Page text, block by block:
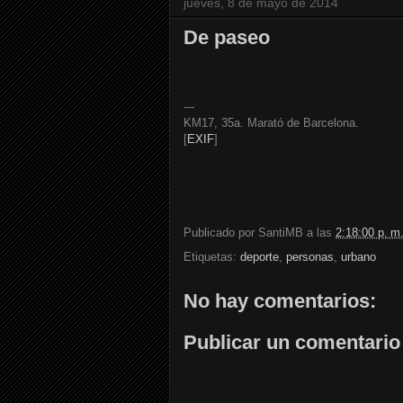
De paseo
---
KM17, 35a. Marató de Barcelona.
[EXIF]
Publicado por SantiMB a las 2:18:00 p. m.
Etiquetas: deporte, personas, urbano
No hay comentarios:
Publicar un comentario